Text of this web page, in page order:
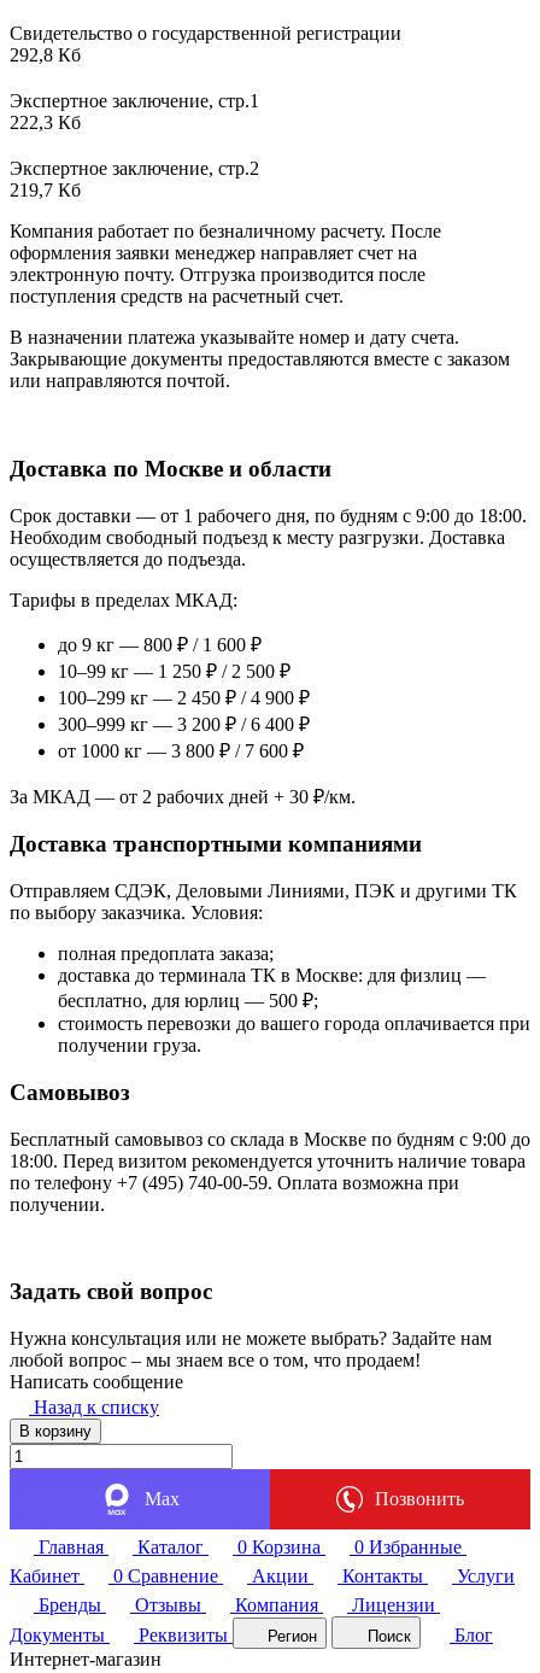
Свидетельство о государственной регистрации
292,8 Кб
Экспертное заключение, стр.1
222,3 Кб
Экспертное заключение, стр.2
219,7 Кб
Компания работает по безналичному расчету. После
оформления заявки менеджер направляет счет на
электронную почту. Отгрузка производится после
поступления средств на расчетный счет.
В назначении платежа указывайте номер и дату счета.
Закрывающие документы предоставляются вместе с заказом
или направляются почтой.
Доставка по Москве и области
Срок доставки — от 1 рабочего дня, по будням с 9:00 до 18:00.
Необходим свободный подъезд к месту разгрузки. Доставка
осуществляется до подъезда.
Тарифы в пределах МКАД:
до 9 кг — 800 ₽ / 1 600 ₽
10–99 кг — 1 250 ₽ / 2 500 ₽
100–299 кг — 2 450 ₽ / 4 900 ₽
300–999 кг — 3 200 ₽ / 6 400 ₽
от 1000 кг — 3 800 ₽ / 7 600 ₽
За МКАД — от 2 рабочих дней + 30 ₽/км.
Доставка транспортными компаниями
Отправляем СДЭК, Деловыми Линиями, ПЭК и другими ТК
по выбору заказчика. Условия:
полная предоплата заказа;
доставка до терминала ТК в Москве: для физлиц —
бесплатно, для юрлиц — 500 ₽;
стоимость перевозки до вашего города оплачивается при
получении груза.
Самовывоз
Бесплатный самовывоз со склада в Москве по будням с 9:00 до
18:00. Перед визитом рекомендуется уточнить наличие товара
по телефону +7 (495) 740-00-59. Оплата возможна при
получении.
Задать свой вопрос
Нужна консультация или не можете выбрать? Задайте нам
любой вопрос – мы знаем все о том, что продаем!
Написать сообщение
Назад к списку
В корзину
Max Позвонить
Главная Каталог 0 Корзина 0 Избранные
Кабинет
0 Сравнение Акции Контакты
Услуги
Бренды
Отзывы Компания
Лицензии
Документы
Реквизиты Регион Поиск
Блог
Интернет-магазин